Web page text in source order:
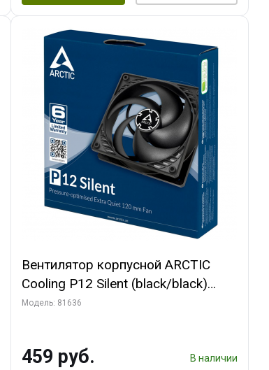
Вентилятор корпусной ARCTIC
Cooling P12 Silent (black/black)
(ACFAN00130A)
Модель: 81636
459 руб. В наличии